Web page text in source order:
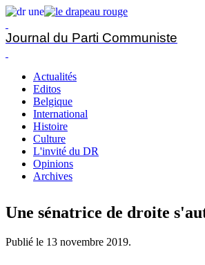
Journal du Parti Communiste
Actualités
Editos
Belgique
International
Histoire
Culture
L'invité du DR
Opinions
Archives
Une sénatrice de droite
Publié le 13 novembre 2019.